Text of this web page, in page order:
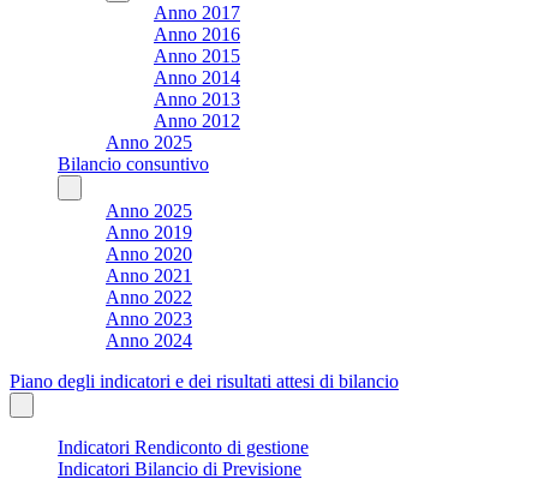
Anno 2017
Anno 2016
Anno 2015
Anno 2014
Anno 2013
Anno 2012
Anno 2025
Bilancio consuntivo
Anno 2025
Anno 2019
Anno 2020
Anno 2021
Anno 2022
Anno 2023
Anno 2024
Piano degli indicatori e dei risultati attesi di bilancio
Indicatori Rendiconto di gestione
Indicatori Bilancio di Previsione